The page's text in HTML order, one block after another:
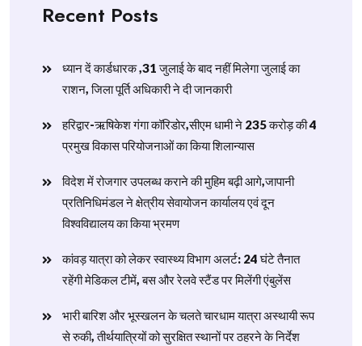
Recent Posts
ध्यान दें कार्डधारक ,31 जुलाई के बाद नहीं मिलेगा जुलाई का
राशन, जिला पूर्ति अधिकारी ने दी जानकारी
हरिद्वार-ऋषिकेश गंगा कॉरिडोर,सीएम धामी ने 235 करोड़ की 4
प्रमुख विकास परियोजनाओं का किया शिलान्यास
विदेश में रोजगार उपलब्ध कराने की मुहिम बढ़ी आगे,जापानी
प्रतिनिधिमंडल ने क्षेत्रीय सेवायोजन कार्यालय एवं दून
विश्वविद्यालय का किया भ्रमण
​कांवड़ यात्रा को लेकर स्वास्थ्य विभाग अलर्ट: 24 घंटे तैनात
रहेंगी मेडिकल टीमें, बस और रेलवे स्टैंड पर मिलेंगी एंबुलेंस
​भारी बारिश और भूस्खलन के चलते चारधाम यात्रा अस्थायी रूप
से रुकी, तीर्थयात्रियों को सुरक्षित स्थानों पर ठहरने के निर्देश